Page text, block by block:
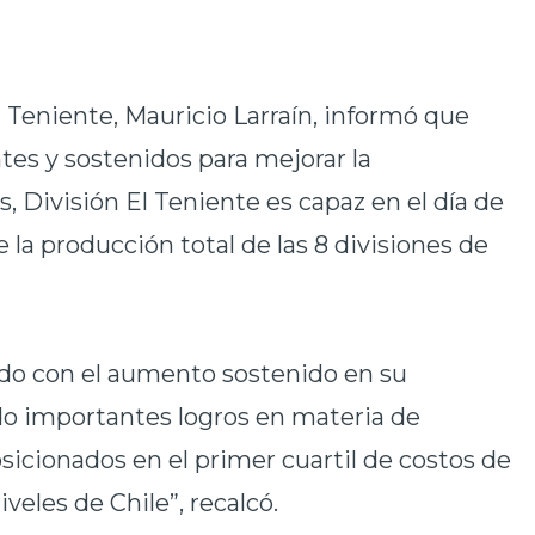
Mauricio Larraín, informó que
y sostenidos para mejorar la
División El Teniente es capaz en el día de
la producción total de las 8 divisiones de
con el aumento sostenido en su
importantes logros en materia de
en el primer cuartil de costos de
de Chile”, recalcó.